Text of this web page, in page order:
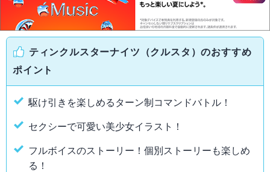
ティンクルスターナイツ（クルスタ）のおすすめ
ポイント
駆け引きを楽しめるターン制コマンドバトル！
セクシーで可愛い美少女イラスト！
フルボイスのストーリー！個別ストーリーも楽しめ
る！